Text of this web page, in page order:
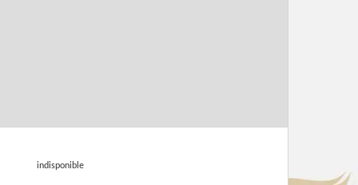
indisponible